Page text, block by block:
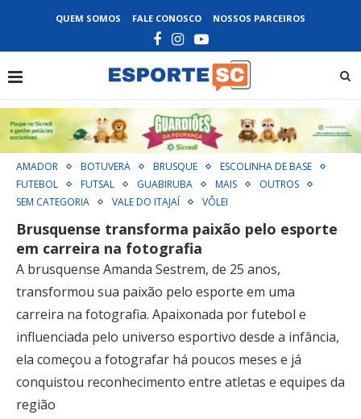
QUEM SOMOS FALE CONOSCO NOSSOS PARCEIROS
AMADOR BOTUVERÁ BRUSQUE
ESCOLINHA DE BASE
FUTEBOL
FUTSAL GUABIRUBA MAIS
OUTROS
SEM CATEGORIA
VALE DO ITAJAÍ VÔLEI
Brusquense transforma paixão pelo esporte
em carreira na fotografia
A brusquense Amanda Sestrem, de 25 anos,
transformou sua paixão pelo esporte em uma
carreira na fotografia. Apaixonada por futebol e
influenciada pelo universo esportivo desde a infância,
ela começou a fotografar há poucos meses e já
conquistou reconhecimento entre atletas e equipes da
região